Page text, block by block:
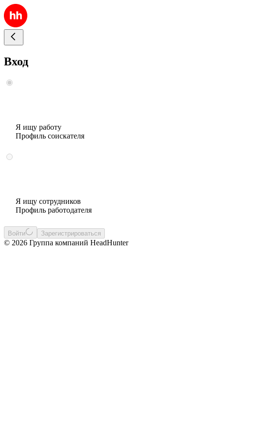
Вход
Я ищу работу
Профиль соискателя
Я ищу сотрудников
Профиль работодателя
Войти Зарегистрироваться
© 2026 Группа компаний HeadHunter